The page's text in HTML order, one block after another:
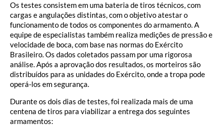
Os testes consistem em uma bateria de tiros técnicos, com
cargas e angulações distintas, com o objetivo atestar o
funcionamento de todos os componentes do armamento. A
equipe de especialistas também realiza medições de pressão e
velocidade de boca, com base nas normas do Exército
Brasileiro. Os dados coletados passam por uma rigorosa
análise. Após a aprovação dos resultados, os morteiros são
distribuídos para as unidades do Exército, onde a tropa pode
operá-los em segurança.
Durante os dois dias de testes, foi realizada mais de uma
centena de tiros para viabilizar a entrega dos seguintes
armamentos: